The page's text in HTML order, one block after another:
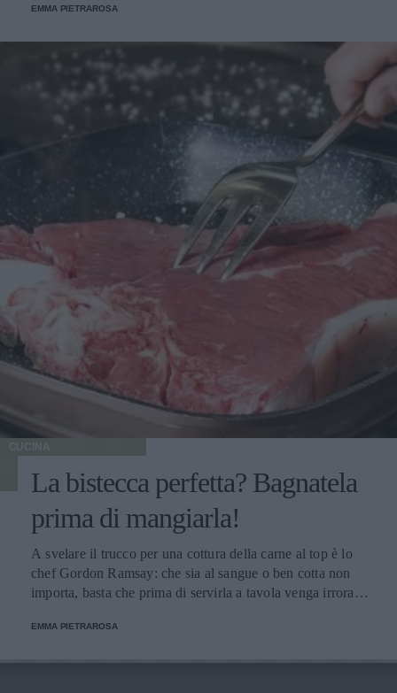
EMMA PIETRAROSA
CUCINA
La bistecca perfetta? Bagnatela
prima di mangiarla!
A svelare il trucco per una cottura della carne al top è lo
chef Gordon Ramsay: che sia al sangue o ben cotta non
importa, basta che prima di servirla a tavola venga irrorata
EMMA PIETRAROSA